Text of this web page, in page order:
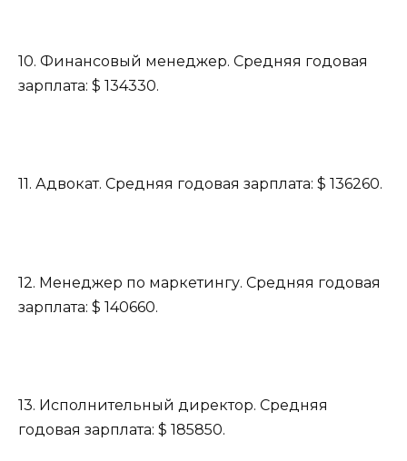
10. Финансовый менеджер. Средняя годовая
зарплата: $ 134330.
11. Адвокат. Средняя годовая зарплата: $ 136260.
12. Менеджер по маркетингу. Средняя годовая
зарплата: $ 140660.
13. Исполнительный директор. Средняя
годовая зарплата: $ 185850.